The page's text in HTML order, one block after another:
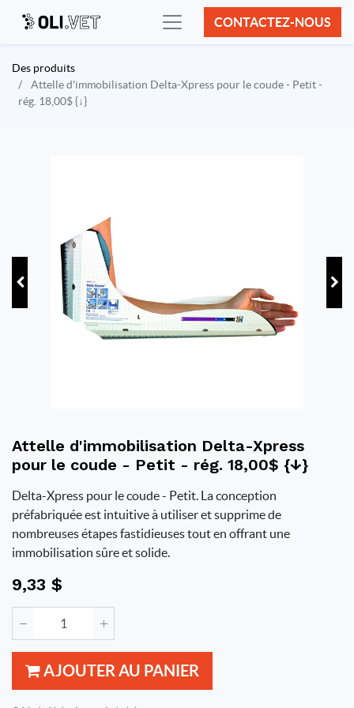
CONTACTEZ-NOUS
Des produits
Attelle d'immobilisation Delta-Xpress pour le coude - Petit -
rég. 18,00$ {↓}
Attelle d'immobilisation Delta-Xpress
pour le coude - Petit - rég. 18,00$ {↓}
Delta-Xpress pour le coude - Petit. La conception
préfabriquée est intuitive à utiliser et supprime de
nombreuses étapes fastidieuses tout en offrant une
immobilisation sûre et solide.
9,33 $
AJOUTER AU PANIER